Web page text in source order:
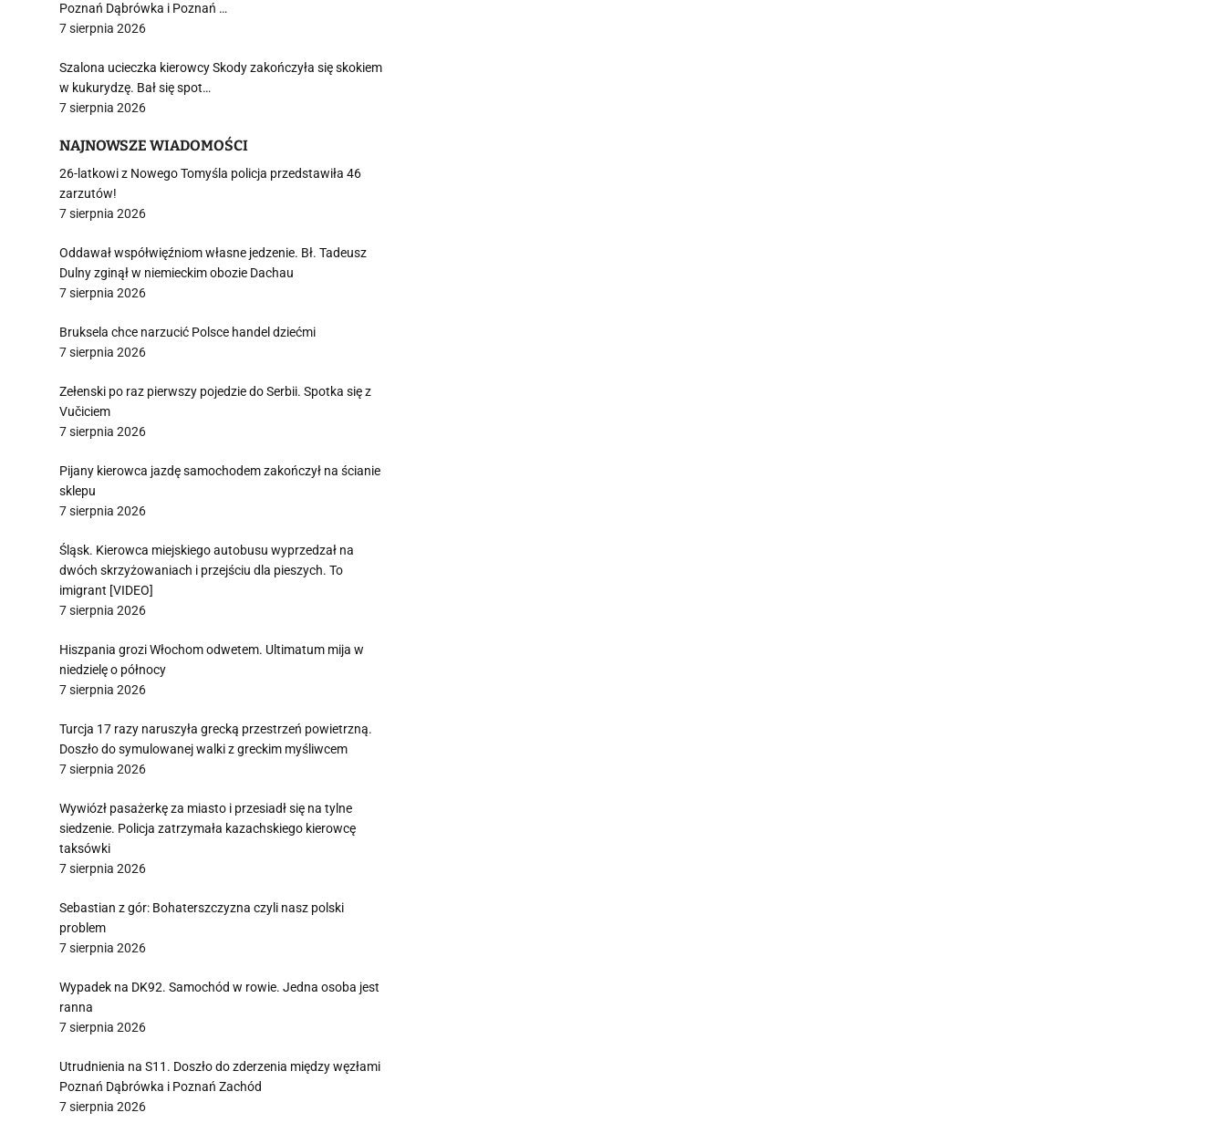
Poznań Dąbrówka i Poznań …
7 sierpnia 2026
Szalona ucieczka kierowcy Skody zakończyła się skokiem
w kukurydzę. Bał się spot…
7 sierpnia 2026
NAJNOWSZE WIADOMOŚCI
26-latkowi z Nowego Tomyśla policja przedstawiła 46
zarzutów!
7 sierpnia 2026
Oddawał współwięźniom własne jedzenie. Bł. Tadeusz
Dulny zginął w niemieckim obozie Dachau
7 sierpnia 2026
Bruksela chce narzucić Polsce handel dziećmi
7 sierpnia 2026
Zełenski po raz pierwszy pojedzie do Serbii. Spotka się z
Vučiciem
7 sierpnia 2026
Pijany kierowca jazdę samochodem zakończył na ścianie
sklepu
7 sierpnia 2026
Śląsk. Kierowca miejskiego autobusu wyprzedzał na
dwóch skrzyżowaniach i przejściu dla pieszych. To
imigrant [VIDEO]
7 sierpnia 2026
Hiszpania grozi Włochom odwetem. Ultimatum mija w
niedzielę o północy
7 sierpnia 2026
Turcja 17 razy naruszyła grecką przestrzeń powietrzną.
Doszło do symulowanej walki z greckim myśliwcem
7 sierpnia 2026
Wywiózł pasażerkę za miasto i przesiadł się na tylne
siedzenie. Policja zatrzymała kazachskiego kierowcę
taksówki
7 sierpnia 2026
Sebastian z gór: Bohaterszczyzna czyli nasz polski
problem
7 sierpnia 2026
Wypadek na DK92. Samochód w rowie. Jedna osoba jest
ranna
7 sierpnia 2026
Utrudnienia na S11. Doszło do zderzenia między węzłami
Poznań Dąbrówka i Poznań Zachód
7 sierpnia 2026